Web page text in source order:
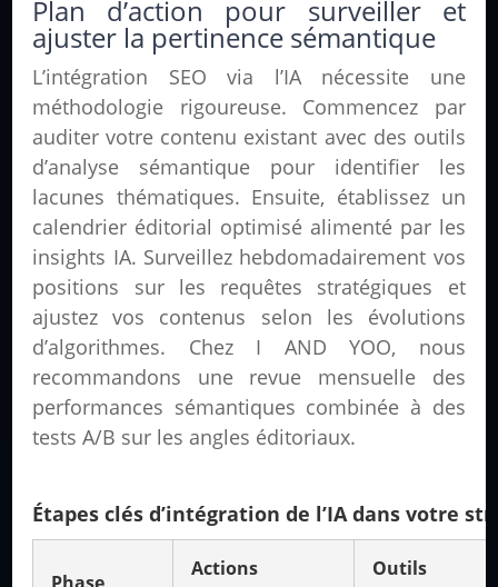
Plan d’action pour surveiller et
ajuster la pertinence sémantique
L’intégration SEO via l’IA nécessite une
méthodologie rigoureuse. Commencez par
auditer votre contenu existant avec des outils
d’analyse sémantique pour identifier les
lacunes thématiques. Ensuite, établissez un
calendrier éditorial optimisé alimenté par les
insights IA. Surveillez hebdomadairement vos
positions sur les requêtes stratégiques et
ajustez vos contenus selon les évolutions
d’algorithmes. Chez I AND YOO, nous
recommandons une revue mensuelle des
performances sémantiques combinée à des
tests A/B sur les angles éditoriaux.
Étapes clés d’intégration de l’IA dans votre
Actions
Outils